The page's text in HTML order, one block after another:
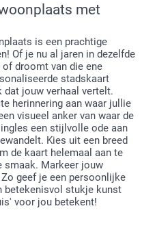
met
is een prachtige
Of je nu al jaren in dezelfde
droomt van die ene
stadskaart
dat jouw verhaal vertelt.
herinnering aan waar jullie
visueel anker van waar de
een stijlvolle ode aan
Kies uit een breed
de kaart helemaal aan te
smaak. Markeer jouw
geef je een persoonlijke
betekenisvol stukje kunst
voor jou betekent!